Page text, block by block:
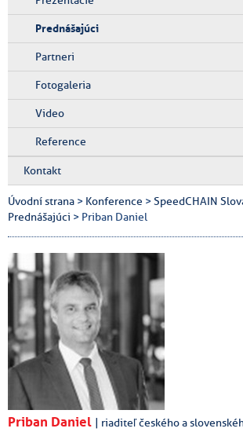
Prednášajúci
Partneri
Fotogaleria
Video
Reference
Kontakt
Úvodní strana > Konference >SpeedCHAIN
Prednášajúci > Priban Daniel
Priban Daniel
| riaditeľ českého a